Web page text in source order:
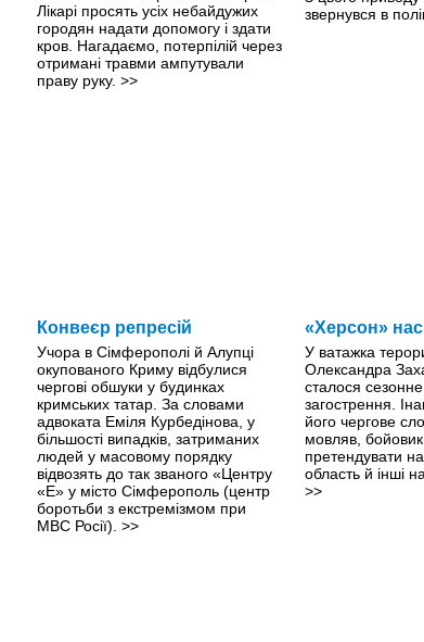
Лікарі просять усіх небайдужих
городян надати допомогу і здати
кров. Нагадаємо, потерпілій через
отримані травми ампутували
праву руку. >>
звернувся в
Конвеєр репресій
Учора в Сімферополі й Алупці
окупованого Криму відбулися
чергові обшуки у будинках
кримських татар. За словами
адвоката Еміля Курбедінова, у
більшості випадків, затриманих
людей у масовому порядку
відвозять до так званого «Центру
«Е» у місто Сімферополь (центр
боротьби з екстремізмом при
МВС Росії). >>
«Херсон»
У ватажка
Олександра
сталося
загострення.
його чергове
мовляв,
претендувати
область й інші
>>